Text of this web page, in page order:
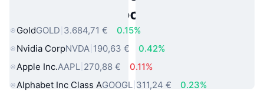
πραγματικού κόσμου
GoldGOLD 3.684,71 €
0.15%
Nvidia CorpNVDA 190,63 €
0.42%
Apple Inc.AAPL 270,88 €
0.11%
Alphabet Inc Class AGOOGL 311,24 €
0.23%